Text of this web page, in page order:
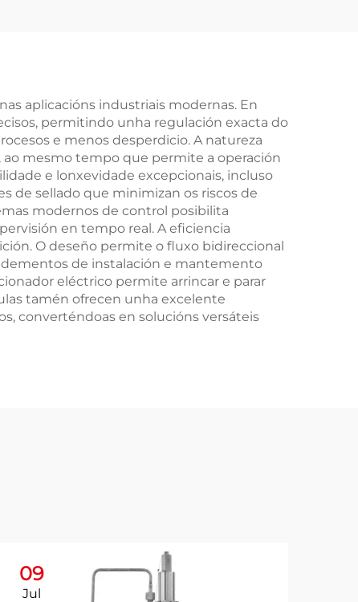
aplicacións industriais modernas. En
permitindo unha regulación exacta do
e menos desperdicio. A natureza
ao mesmo tempo que permite a operación
e lonxevidade excepcionais, incluso
de sellado que minimizan os riscos de
modernos de control posibilita
en tempo real. A eficiencia
O deseño permite o fluxo bidireccional
de instalación e mantemento
eléctrico permite arrincar e parar
tamén ofrecen unha excelente
converténdoas en solucións versáteis
09
Jul